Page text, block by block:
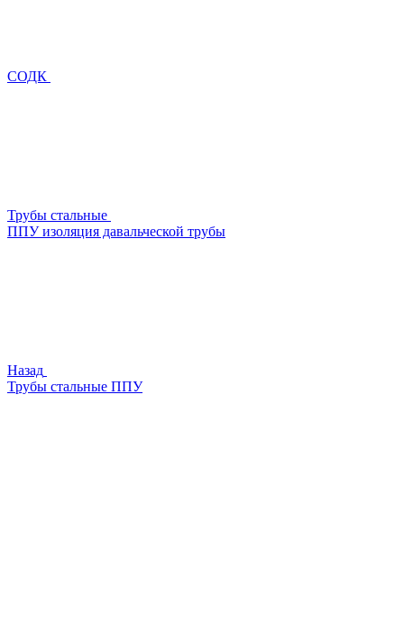
СОДК
Трубы стальные
ППУ изоляция давальческой трубы
Назад
Трубы стальные ППУ